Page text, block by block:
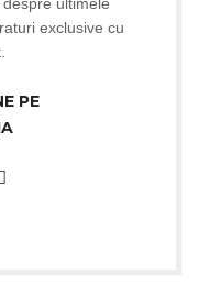
exclusive cu
PE